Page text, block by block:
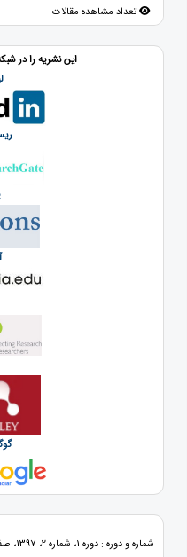
تعداد مشاهده مقالات
این نشریه را در
شماره و دوره : دوره 1، شماره 2، 1397، صفحات 0 - 0